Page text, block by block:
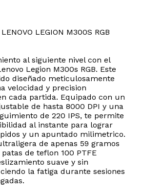
LEGION M300S RGB
al siguiente nivel con el
Legion M300s RGB. Este
diseñado meticulosamente
velocidad y precision
cada partida. Equipado con un
de hasta 8000 DPI y una
de 220 IPS, te permite
al instante para lograr
y un apuntado milimetrico.
de apenas 59 gramos
de teflon 100 PTFE
suave y sin
la fatiga durante sesiones